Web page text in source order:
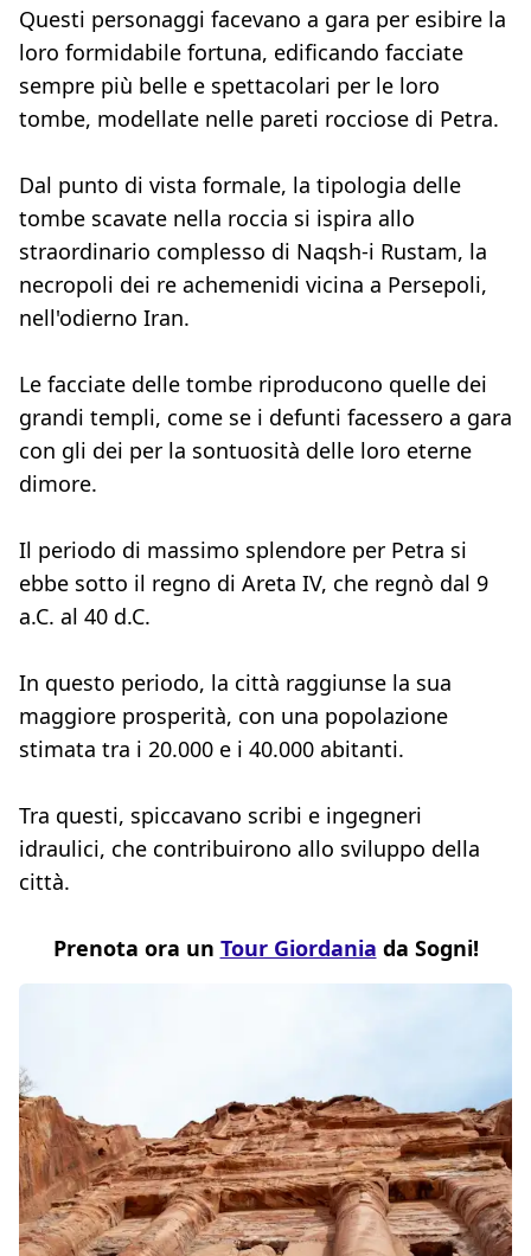
Questi personaggi facevano a gara per esibire la
loro formidabile fortuna, edificando facciate
sempre più belle e spettacolari per le loro
tombe, modellate nelle pareti rocciose di Petra.
Dal punto di vista formale, la tipologia delle
tombe scavate nella roccia si ispira allo
straordinario complesso di Naqsh-i Rustam, la
necropoli dei re achemenidi vicina a Persepoli,
nell'odierno Iran.
Le facciate delle tombe riproducono quelle dei
grandi templi, come se i defunti facessero a gara
con gli dei per la sontuosità delle loro eterne
dimore.
Il periodo di massimo splendore per Petra si
ebbe sotto il regno di Areta IV, che regnò dal 9
a.C. al 40 d.C.
In questo periodo, la città raggiunse la sua
maggiore prosperità, con una popolazione
stimata tra i 20.000 e i 40.000 abitanti.
Tra questi, spiccavano scribi e ingegneri
idraulici, che contribuirono allo sviluppo della
città.
Prenota ora un Tour Giordania da Sogni!